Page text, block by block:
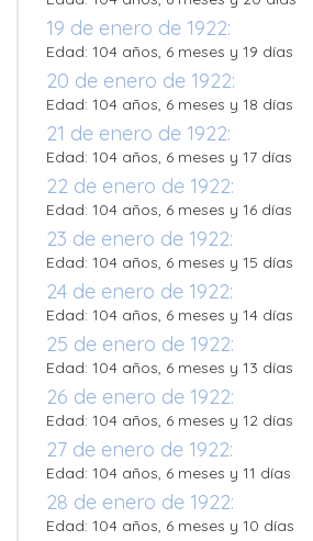
19 de enero de 1922:
Edad: 104 años, 6 meses y 19 días
20 de enero de 1922:
Edad: 104 años, 6 meses y 18 días
21 de enero de 1922:
Edad: 104 años, 6 meses y 17 días
22 de enero de 1922:
Edad: 104 años, 6 meses y 16 días
23 de enero de 1922:
Edad: 104 años, 6 meses y 15 días
24 de enero de 1922:
Edad: 104 años, 6 meses y 14 días
25 de enero de 1922:
Edad: 104 años, 6 meses y 13 días
26 de enero de 1922:
Edad: 104 años, 6 meses y 12 días
27 de enero de 1922:
Edad: 104 años, 6 meses y 11 días
28 de enero de 1922:
Edad: 104 años, 6 meses y 10 días